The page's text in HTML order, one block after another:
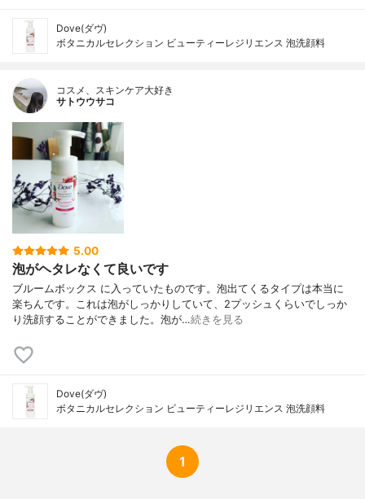
Dove(ダヴ)
ボタニカルセレクション ビューティーレジリエンス 泡洗顔料
コスメ、スキンケア大好き
サトウウサコ
5.00
泡がヘタレなくて良いです
ブルームボックス に入っていたものです。泡出てくるタイプは本当に
楽ちんです。これは泡がしっかりしていて、2プッシュくらいでしっか
り洗顔することができました。泡が…続きを見る
Dove(ダヴ)
ボタニカルセレクション ビューティーレジリエンス 泡洗顔料
1